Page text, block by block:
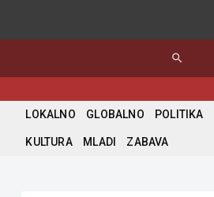
search
LOKALNO GLOBALNO POLITIKA
KULTURA MLADI ZABAVA